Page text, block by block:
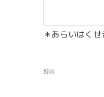
＊あらいはくせ
辞典